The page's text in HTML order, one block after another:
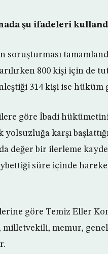
şu ifadeleri
soruşturması
800 kişi için de
314 kişi ise hüküm
göre İbadi
karşı
değer bir ilerleme
süre içinde
göre Temiz Eller
memur, genel